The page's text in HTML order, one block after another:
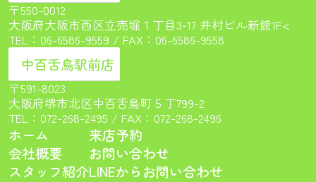
〒550-0012
大阪府大阪市西区立売堀１丁目3-17 井村ビル新館1F<
TEL： 06-6586-9559 / FAX：06-6586-9558
中百舌鳥駅前店
〒591-8023
大阪府堺市北区中百舌鳥町５丁799-2
TEL： 072-268-2495 / FAX：072-268-2496
ホーム
会社概要
スタッフ紹介
来店予約
お問い合わせ
LINEからお問い合わせ